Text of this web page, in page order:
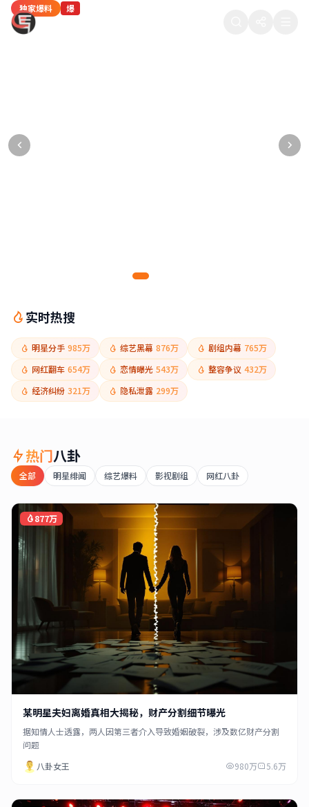
88在线吃瓜
独家爆料 爆
某顶流男星被曝深夜密会神秘女子，工作室紧
热门八卦 热
当红女星疑似隐婚生子，医院产检照片被流出
独家爆料 爆
某导演潜规则多名女演员，聊天记录被公开
热门八卦 热
热门综艺剪辑争议：某选手被淘汰的真实原因
网红八卦 新
知名网红直播间翻车，产品质量问题引众怒
实时热搜
明星分手 985万 综艺黑幕 876万 剧组内幕 765万
网红翻车 654万 恋情曝光 543万 整容争议 432万
经济纠纷 321万 隐私泄露 299万
热门八卦
全部 明星绯闻 综艺爆料 影视剧组 网红八卦
877万
某明星夫妇离婚真相大揭秘，财产分割细节曝光
据知情人士透露，两人因第三者介入导致婚姻破裂，涉及数亿财产分割
问题
八卦女王
980万 5.6万